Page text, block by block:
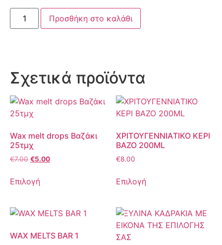
Προσθήκη στο καλάθι
Σχετικά προϊόντα
Wax melt drops Βαζάκι
25τμχ
€7.00 €5.00
Επιλογή
ΧΡΙΤΟΥΓΕΝΝΙAΤΙΚΟ ΚΕΡΙ
ΒΑΖΟ 200ML
€8.00
Επιλογή
WAX MELTS BAR 1